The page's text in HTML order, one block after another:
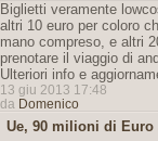
Biglietti veramente
altri 10 euro per coloro
mano compreso, e altri
prenotare il viaggio di
Ulteriori info e
13 giu 2013 17:48
da Domenico
Ue, 90 milioni di Euro